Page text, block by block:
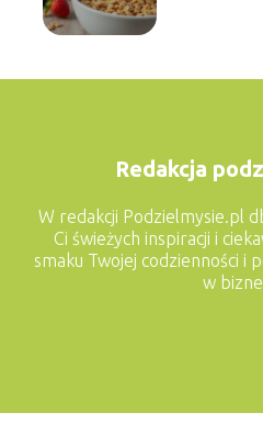
Redakcja
W redakcji Podzielmysie.pl
Ci świeżych inspiracji i
smaku Twojej codzienności i
w